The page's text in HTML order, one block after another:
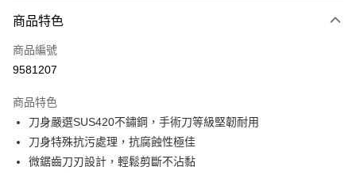
信用卡一次付款
LINE Pay
街口支付
悠遊付
商品特色
商品編號
9581207
商品特色
刀身嚴選SUS420不鏽鋼，手術刀等級堅韌耐用
刀身特殊抗污處理，抗腐蝕性極佳
微鋸齒刀刃設計，輕鬆剪斷不沾黏